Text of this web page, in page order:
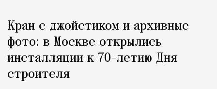
Кран с джойстиком и архивные
фото: в Москве открылись
инсталляции к 70-летию Дня
строителя